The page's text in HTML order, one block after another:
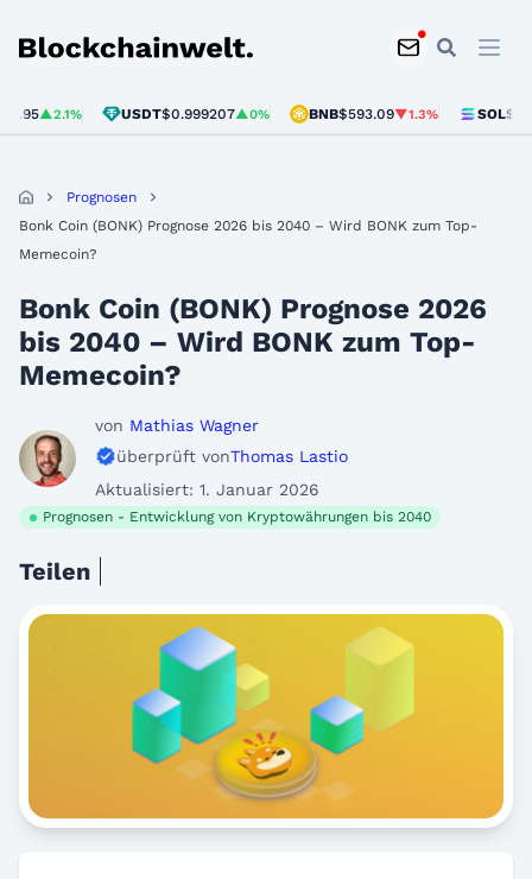
Blockchainwelt
USDT$0.999207▲0% BNB$593.09▼1.3% SOL $73.31
Prognosen
Bonk Coin (BONK) Prognose 2026 bis 2040 – Wird BONK zum Top-
Memecoin?
Bonk Coin (BONK) Prognose 2026
bis 2040 – Wird BONK zum Top-
Memecoin?
von Mathias Wagner
überprüft vonThomas Lastio
Aktualisiert: 1. Januar 2026
Prognosen - Entwicklung von Kryptowährungen bis 2040
Teilen